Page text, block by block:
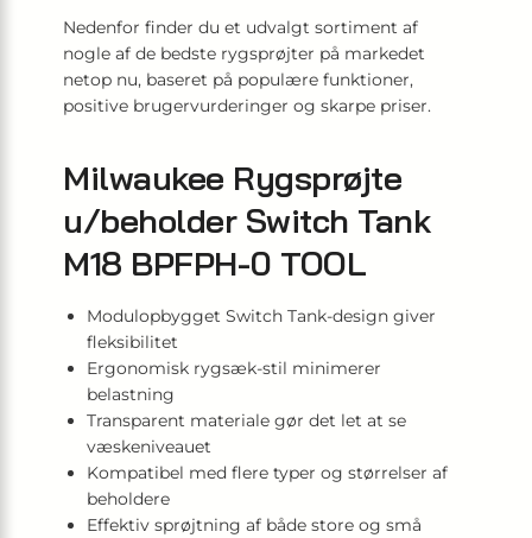
Nedenfor finder du et udvalgt sortiment af
nogle af de bedste rygsprøjter på markedet
netop nu, baseret på populære funktioner,
positive brugervurderinger og skarpe priser.
Milwaukee Rygsprøjte
u/beholder Switch Tank
M18 BPFPH-0 TOOL
Modulopbygget Switch Tank-design giver
fleksibilitet
Ergonomisk rygsæk-stil minimerer
belastning
Transparent materiale gør det let at se
væskeniveauet
Kompatibel med flere typer og størrelser af
beholdere
Effektiv sprøjtning af både store og små